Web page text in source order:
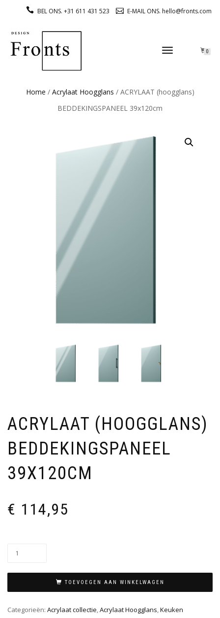
BEL ONS. +31 611 431 523 E-MAIL ONS. hello@fronts.com
TOGGLE
0
Home / Acrylaat Hoogglans / ACRYLAAT (hoogglans)
BEDDEKINGSPANEEL 39x120cm
ACRYLAAT (HOOGGLANS)
BEDDEKINGSPANEEL
39X120CM
€ 114,95
TOEVOEGEN AAN WINKELWAGEN
Categorieën: Acrylaat collectie,Acrylaat Hoogglans,Keuken